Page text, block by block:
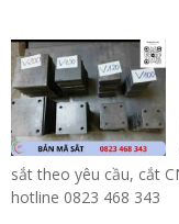
sắt theo yêu cầu, cắt
hotline 0823 468 343